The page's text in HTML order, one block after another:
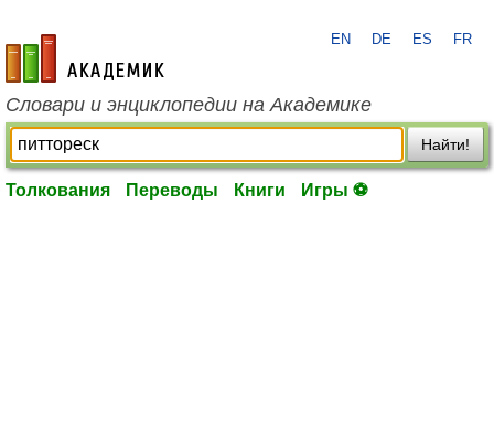
academic.ru
EN DE ES FR
Словари и энциклопедии на Академике
Найти!
Толкования Переводы Книги Игры ⚽